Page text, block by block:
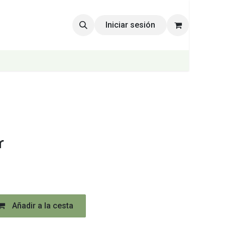
Iniciar sesión
Añadir a la cesta